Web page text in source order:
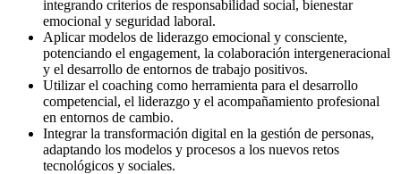
integrando criterios de responsabilidad social, bienestar
emocional y seguridad laboral.
Aplicar modelos de liderazgo emocional y consciente,
potenciando el engagement, la colaboración intergeneracional
y el desarrollo de entornos de trabajo positivos.
Utilizar el coaching como herramienta para el desarrollo
competencial, el liderazgo y el acompañamiento profesional
en entornos de cambio.
Integrar la transformación digital en la gestión de personas,
adaptando los modelos y procesos a los nuevos retos
tecnológicos y sociales.